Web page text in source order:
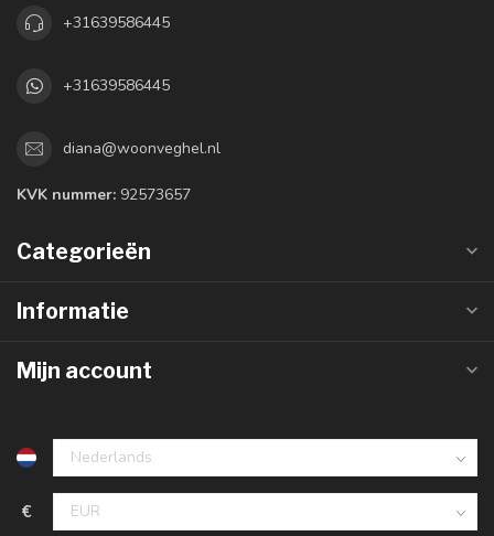
+31639586445
+31639586445
diana@woonveghel.nl
KVK nummer: 92573657
Categorieën
Informatie
Mijn account
€